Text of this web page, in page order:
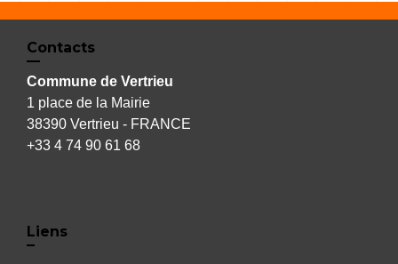
Contacts
Commune de Vertrieu
1 place de la Mairie
38390 Vertrieu - FRANCE
+33 4 74 90 61 68
Liens